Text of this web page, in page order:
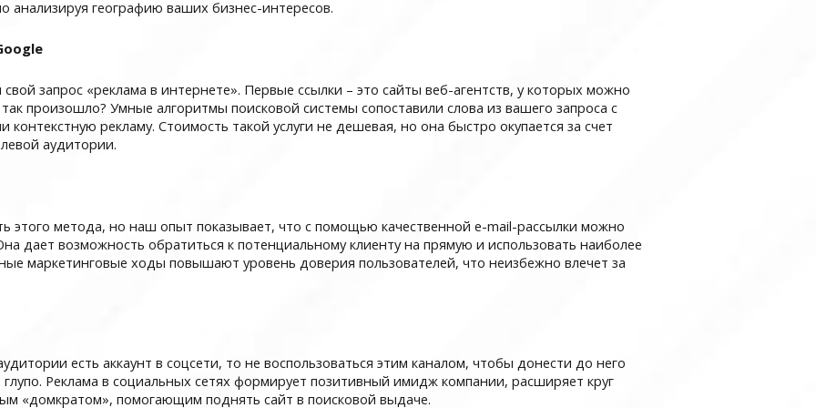
географию ваших бизнес-интересов.
запрос «реклама в интернете». Первые ссылки – это сайты веб-агентств, у которых можно
произошло? Умные алгоритмы поисковой системы сопоставили слова из вашего запроса с
рекламу. Стоимость такой услуги не дешевая, но она быстро окупается за счет
аудитории.
этого метода, но наш опыт показывает, что с помощью качественной e-mail-рассылки можно
дает возможность обратиться к потенциальному клиенту на прямую и использовать наиболее
маркетинговые ходы повышают уровень доверия пользователей, что неизбежно влечет за
есть аккаунт в соцсети, то не воспользоваться этим каналом, чтобы донести до него
Реклама в социальных сетях формирует позитивный имидж компании, расширяет круг
«домкратом», помогающим поднять сайт в поисковой выдаче.